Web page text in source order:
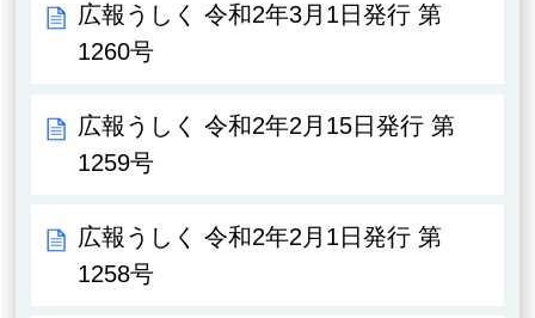
広報うしく 令和2年3月1日発行 第
1260号
広報うしく 令和2年2月15日発行 第
1259号
広報うしく 令和2年2月1日発行 第
1258号